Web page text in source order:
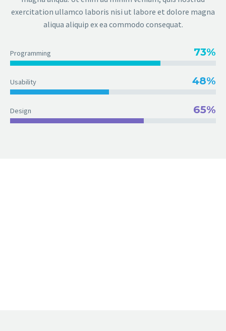
exercitation ullamco laboris nisi ut labore et dolore magna
aliqua aliquip ex ea commodo consequat.
Programming 73%
Usability 48%
Design 65%